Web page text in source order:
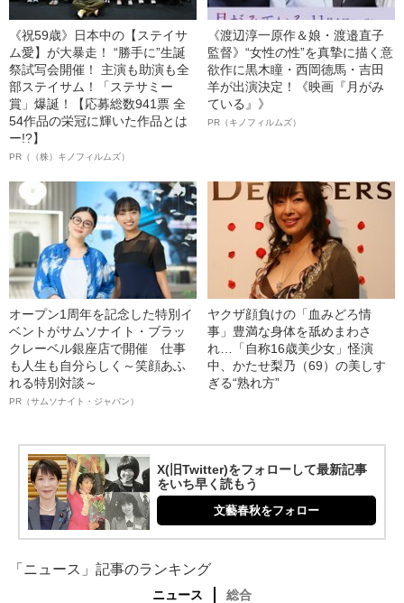
《祝59歳》日本中の【ステイサ
ム愛】が大暴走！ “勝手に”生誕
祭試写会開催！ 主演も助演も全
部ステイサム！「ステサミー
賞」爆誕！【応募総数941票 全
54作品の栄冠に輝いた作品とは
ー!?】
PR（（株）キノフィルムズ）
《渡辺淳一原作＆娘・渡邉直子
監督》“女性の性”を真摯に描く意
欲作に黒木瞳・西岡德馬・吉田
羊が出演決定！《映画『月がみ
ている』》
PR（キノフィルムズ）
オープン1周年を記念した特別イ
ベントがサムソナイト・ブラッ
クレーベル銀座店で開催 仕事
も人生も自分らしく～笑顔あふ
れる特別対談～
PR（サムソナイト・ジャパン）
ヤクザ顔負けの「血みどろ情
事」豊満な身体を舐めまわさ
れ…「自称16歳美少女」怪演
中、かたせ梨乃（69）の美しす
ぎる“熟れ方”
X(旧Twitter)をフォローして最新記事
をいち早く読もう
文藝春秋をフォロー
「ニュース」記事のランキング
ニュース 総合